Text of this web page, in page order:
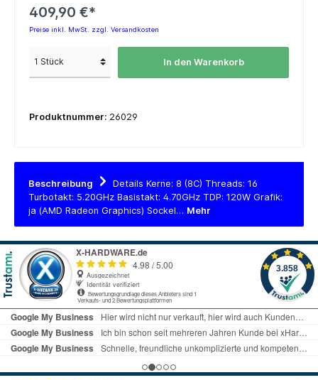
409,90 €*
Preise inkl. MwSt. zzgl. Versandkosten
In den Warenkorb
Produktnummer: 26029
Beschreibung
Details Kerne: 8 (8C) Threads: 16
Turbotakt: 5.20GHz Basistakt: 4.70GHz TDP: 120W Grafik:
ja (AMD Radeon Graphics) Sockel… Mehr